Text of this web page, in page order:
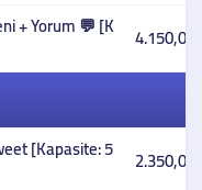
+ Yorum 💬 [K 4.150,00
[Kapasite: 5 2.350,00